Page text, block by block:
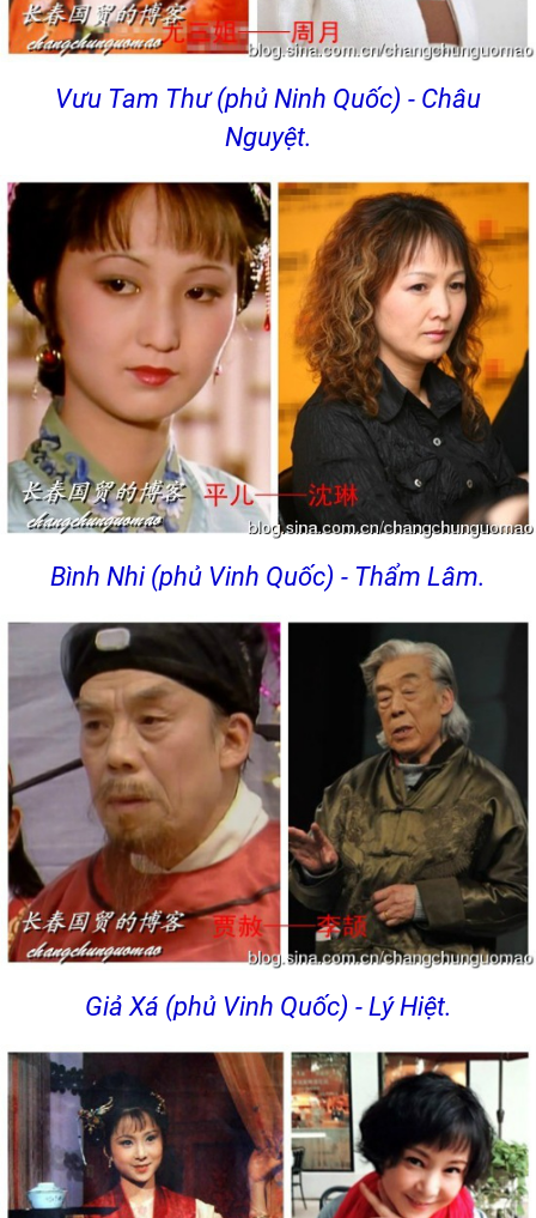
Vưu Tam Thư (phủ Ninh Quốc) - Châu
Nguyệt.
Bình Nhi (phủ Vinh Quốc) - Thẩm Lâm.
Giả Xá (phủ Vinh Quốc) - Lý Hiệt.